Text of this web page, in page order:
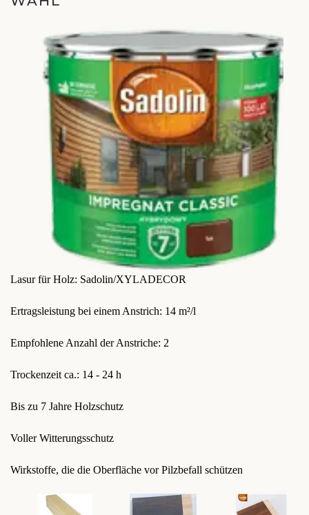
Lasur für Holz: Sadolin/XYLADECOR
Ertragsleistung bei einem Anstrich: 14 m²/l
Empfohlene Anzahl der Anstriche: 2
Trockenzeit ca.: 14 - 24 h
Bis zu 7 Jahre Holzschutz
Voller Witterungsschutz
Wirkstoffe, die die Oberfläche vor Pilzbefall schützen